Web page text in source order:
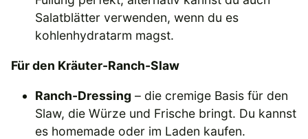
Salatblätter verwenden, wenn du es
kohlenhydratarm magst.
Für den Kräuter-Ranch-Slaw
Ranch-Dressing – die cremige Basis für den
Slaw, die Würze und Frische bringt. Du kannst
es homemade oder im Laden kaufen.